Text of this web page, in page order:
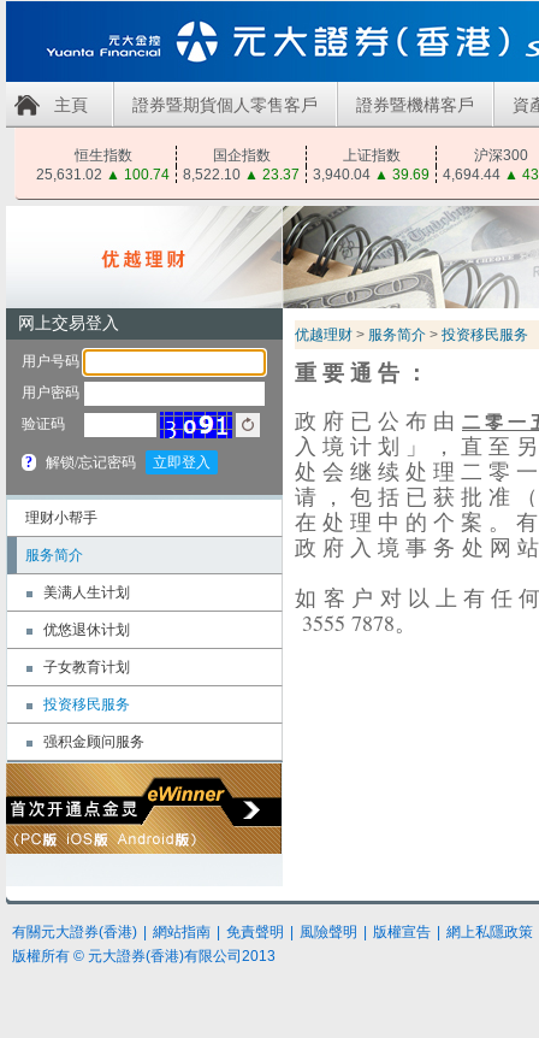
主頁 證券暨期貨個人零售客戶 證券暨機構客戶 資
恒生指数 国企指数 上证指数
沪深300
25,631.02 ▲ 100.74 8,522.10 ▲ 23.37 3,940.04 ▲ 39.69 4,694.44 ▲
理财小帮手
服务简介
美满人生计划
优悠退休计划
子女教育计划
投资移民服务
强积金顾问服务
优越理财 > 服务简介 > 投资移民服务
重 要 通 告 ：
政 府 已 公 布 由 二 零 一
入 境 计 划 」 ， 直 至
处 会 继 续 处 理 二 零
请 ， 包 括 已 获 批 准
在 处 理 中 的 个 案 。
政 府 入 境 事 务 处 网
如 客 户 对 以 上 有 任
3555 7878。
有關元大證券(香港) 網站指南 免責聲明 風險聲明 版權宣告
網上私隱政策
版權所有 © 元大證券(香港)有限公司2013